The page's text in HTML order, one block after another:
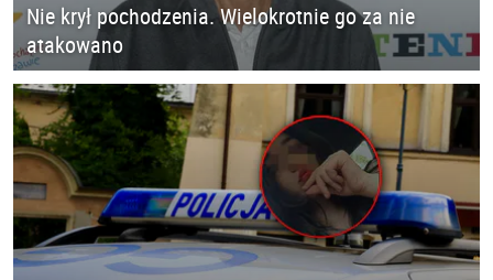
Nie krył pochodzenia. Wielokrotnie go za nie
atakowano